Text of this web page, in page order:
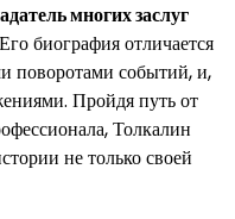
многих заслуг
Его биография отличается
поворотами событий, и,
Пройдя путь от
Толкалин
не только своей